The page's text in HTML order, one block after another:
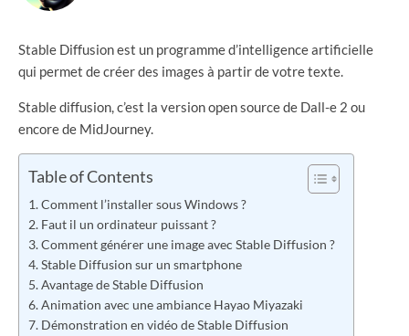
Stable Diffusion est un programme d’intelligence artificielle
qui permet de créer des images à partir de votre texte.
Stable diffusion, c’est la version open source de Dall-e 2 ou
encore de MidJourney.
Table of Contents
Comment l’installer sous Windows ?
Faut il un ordinateur puissant ?
Comment générer une image avec Stable Diffusion ?
Stable Diffusion sur un smartphone
Avantage de Stable Diffusion
Animation avec une ambiance Hayao Miyazaki
Démonstration en vidéo de Stable Diffusion